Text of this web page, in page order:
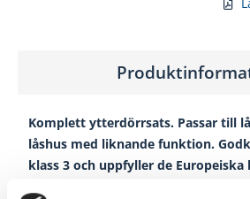
Komplett ytterdörrsats. Passar till
låshus med liknande funktion.
klass 3 och uppfyller de Europeiska